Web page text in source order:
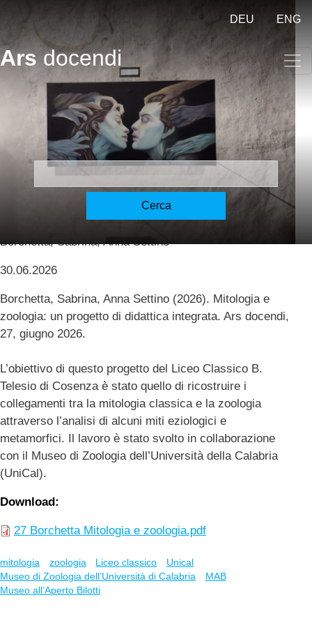
Cerca
DEU ENG
Ars docendi
Mitologia e zoologia –
Mythologie und Zoologie -
Mythology and Zoology
[Borchetta, Settino]
Borchetta, Sabrina, Anna Settino
30.06.2026
Borchetta, Sabrina, Anna Settino (2026). Mitologia e
zoologia: un progetto di didattica integrata. Ars docendi,
27, giugno 2026.
L’obiettivo di questo progetto del Liceo Classico B.
Telesio di Cosenza è stato quello di ricostruire i
collegamenti tra la mitologia classica e la zoologia
attraverso l’analisi di alcuni miti eziologici e
metamorfici. Il lavoro è stato svolto in collaborazione
con il Museo di Zoologia dell’Università della Calabria
(UniCal).
Download
27 Borchetta Mitologia e zoologia.pdf
mitologia zoologia Liceo classico
Unical
Museo di Zoologia dell’Università di Calabria
MAB
Museo all’Aperto Bilotti